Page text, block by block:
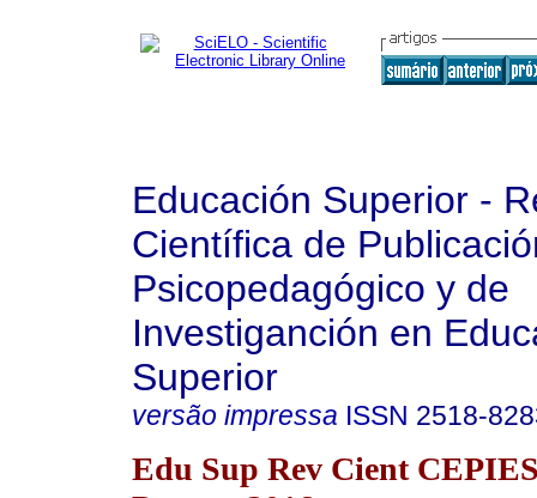
Educación Superior -
Científica de
Psicopedagógico y de
Investiganción en
Superior
versão impressa ISSN 2518-
Edu Sup Rev Cient